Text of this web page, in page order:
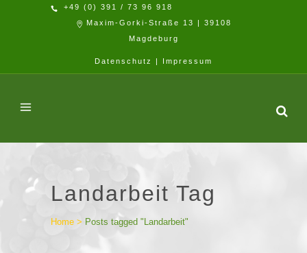
+49 (0) 391 / 73 96 918
Maxim-Gorki-Straße 13 | 39108
Magdeburg
Datenschutz | Impressum
Landarbeit Tag
Home > Posts tagged "Landarbeit"